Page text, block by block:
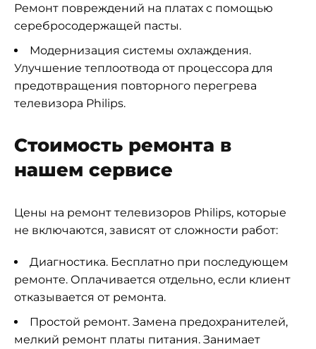
Ремонт повреждений на платах с помощью
серебросодержащей пасты.
Модернизация системы охлаждения.
Улучшение теплоотвода от процессора для
предотвращения повторного перегрева
телевизора Philips.
Стоимость ремонта в
нашем сервисе
Цены на ремонт телевизоров Philips, которые
не включаются, зависят от сложности работ:
Диагностика. Бесплатно при последующем
ремонте. Оплачивается отдельно, если клиент
отказывается от ремонта.
Простой ремонт. Замена предохранителей,
мелкий ремонт платы питания. Занимает